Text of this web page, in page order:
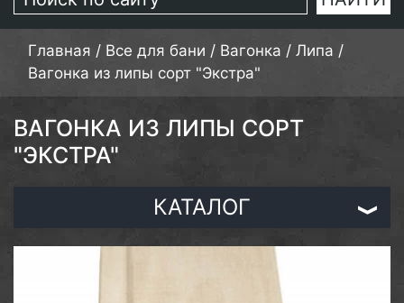
Главная / Все для бани / Вагонка / Липа /
Вагонка из липы сорт "Экстра"
ВАГОНКА ИЗ ЛИПЫ СОРТ
"ЭКСТРА"
КАТАЛОГ